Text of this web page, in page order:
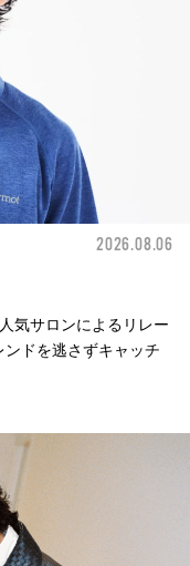
2026.08.06
気サロンによるリレー
ドを逃さずキャッチ